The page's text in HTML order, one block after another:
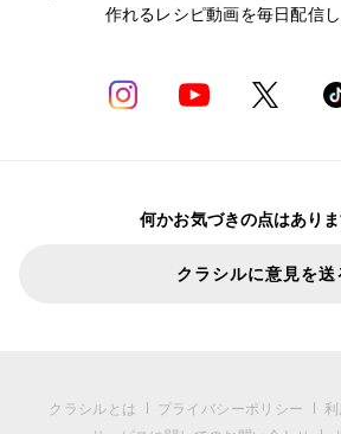
作れるレシピ動画を毎日配信し
何かお気づきの点はあり
クラシルに意見を送
クラシルとは プライバシーポリシー